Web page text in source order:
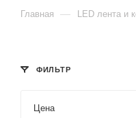
Главная — LED лента и
ФИЛЬТР
Цена